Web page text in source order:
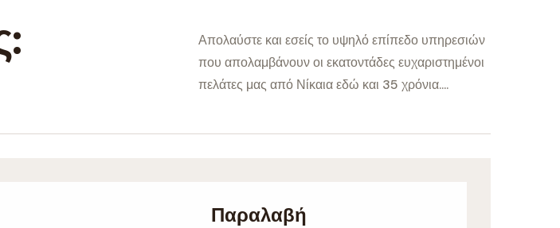
Απολαύστε και εσείς το υψηλό επίπεδο υπηρεσιών
που απολαμβάνουν οι εκατοντάδες ευχαριστημένοι
πελάτες μας από Νίκαια εδώ και 35 χρόνια....
Παραλαβή